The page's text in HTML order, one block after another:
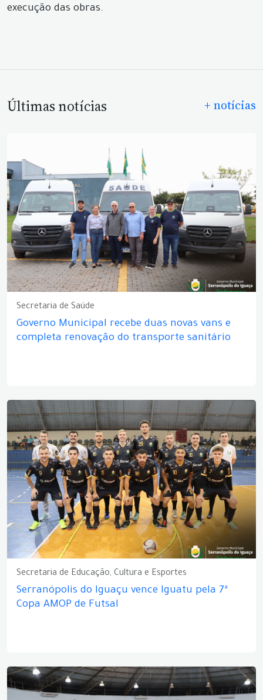
execução das obras.
Últimas notícias + notícias
Secretaria de Saúde
Governo Municipal recebe duas novas vans e
completa renovação do transporte sanitário
Secretaria de Educação, Cultura e Esportes
Serranópolis do Iguaçu vence Iguatu pela 7ª
Copa AMOP de Futsal